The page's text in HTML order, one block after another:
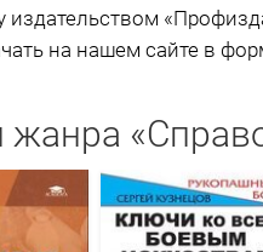
на нашем сайте в